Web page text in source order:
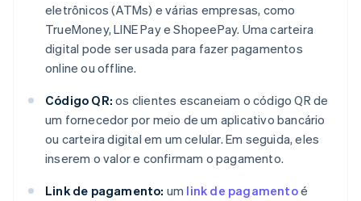
eletrônicos (ATMs) e várias empresas, como
TrueMoney, LINE Pay e ShopeePay. Uma carteira
digital pode ser usada para fazer pagamentos
online ou offline.
Código QR: os clientes escaneiam o código QR de
um fornecedor por meio de um aplicativo bancário
ou carteira digital em um celular. Em seguida, eles
inserem o valor e confirmam o pagamento.
Link de pagamento: um link de pagamentoé